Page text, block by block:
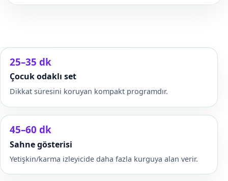
25–35 dk
Çocuk odaklı set
Dikkat süresini koruyan kompakt programdır.
45–60 dk
Sahne gösterisi
Yetişkin/karma izleyicide daha fazla kurguya alan verir.